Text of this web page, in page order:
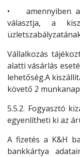
• amennyiben a
választja, a
Vállalkozás
alatti vásárlás
lehetőség.A
követő 2
5.5.2. Fogyasztó
egyenlítheti ki az
A fizetés a K&H
bankkártya